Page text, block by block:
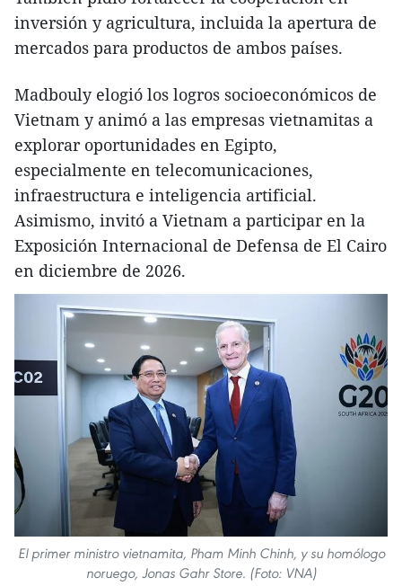
inversión y agricultura, incluida la apertura de
mercados para productos de ambos países.
Madbouly elogió los logros socioeconómicos de
Vietnam y animó a las empresas vietnamitas a
explorar oportunidades en Egipto,
especialmente en telecomunicaciones,
infraestructura e inteligencia artificial.
Asimismo, invitó a Vietnam a participar en la
Exposición Internacional de Defensa de El Cairo
en diciembre de 2026.
El primer ministro vietnamita, Pham Minh Chinh, y su homólogo
noruego, Jonas Gahr Store. (Foto: VNA)